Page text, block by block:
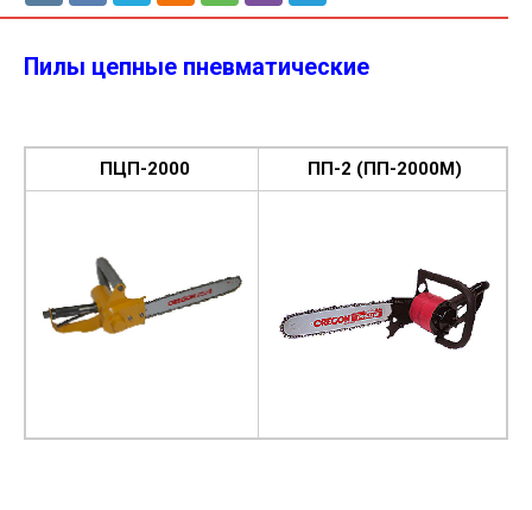
Пилы цепные пневматические
ПЦП-2000 ПП-2 (ПП-2000М)